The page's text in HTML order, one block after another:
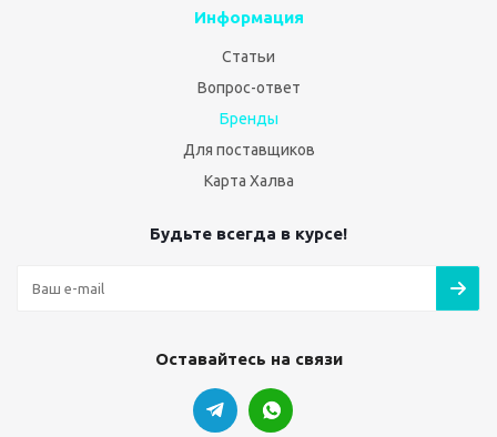
Информация
Статьи
Вопрос-ответ
Бренды
Для поставщиков
Карта Халва
Будьте всегда в курсе!
Оставайтесь на связи